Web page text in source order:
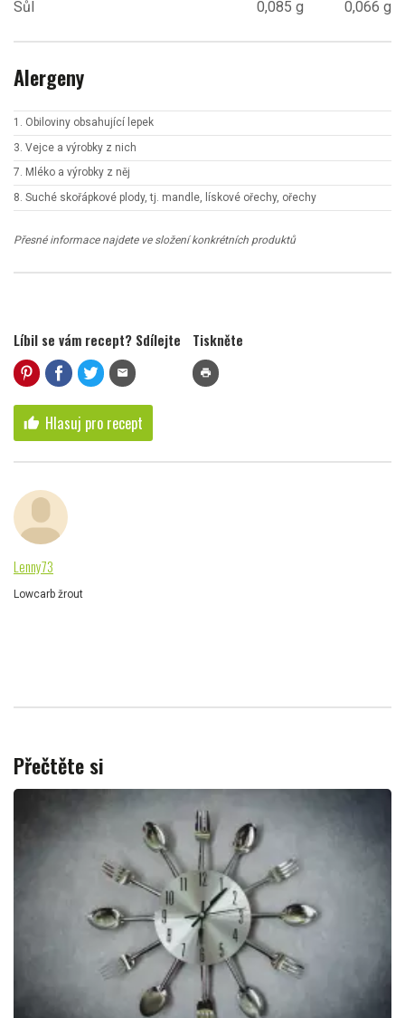
Sůl
0,085 g 0,066 g
Alergeny
1. Obiloviny obsahující lepek
3. Vejce a výrobky z nich
7. Mléko a výrobky z něj
8. Suché skořápkové plody, tj. mandle, lískové ořechy, ořechy
Přesné informace najdete ve složení konkrétních produktů
Líbil se vám recept? Sdílejte
mail
Tiskněte
print
thumb_up Hlasuj pro recept
Lenny73
Lowcarb žrout
Přečtěte si